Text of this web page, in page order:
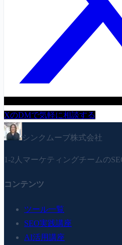
XのDMで気軽に相談する
シンクムーブ株式会社
1-2人マーケティングチームの
コンテンツ
ツール一覧
SEO実践講座
AI活用講座